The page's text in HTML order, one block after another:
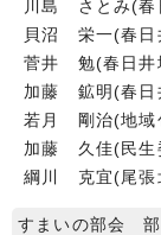
川島 さとみ(春
貝沼 栄一(春日
菅井 勉(春日井
加藤 鉱明(春日
若月 剛治(地域
加藤 久佳(民生
綱川 克宜(尾張
すまいの部会